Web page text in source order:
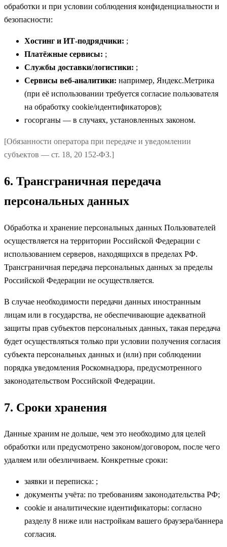
обработки и при условии соблюдения конфиденциальности и
безопасности:
Хостинг и ИТ-подрядчики: ;
Платёжные сервисы: ;
Службы доставки/логистики: ;
Сервисы веб-аналитики: например, Яндекс.Метрика
(при её использовании требуется согласие пользователя
на обработку cookie/идентификаторов);
госорганы — в случаях, установленных законом.
[Обязанности оператора при передаче и уведомлении
субъектов — ст. 18, 20 152-ФЗ.]
6. Трансграничная передача
персональных данных
Обработка и хранение персональных данных Пользователей
осуществляется на территории Российской Федерации с
использованием серверов, находящихся в пределах РФ.
Трансграничная передача персональных данных за пределы
Российской Федерации не осуществляется.
В случае необходимости передачи данных иностранным
лицам или в государства, не обеспечивающие адекватной
защиты прав субъектов персональных данных, такая передача
будет осуществляться только при условии получения согласия
субъекта персональных данных и (или) при соблюдении
порядка уведомления Роскомнадзора, предусмотренного
законодательством Российской Федерации.
7. Сроки хранения
Данные храним не дольше, чем это необходимо для целей
обработки или предусмотрено законом/договором, после чего
удаляем или обезличиваем. Конкретные сроки:
заявки и переписка: ;
документы учёта: по требованиям законодательства РФ;
cookie и аналитические идентификаторы: согласно
разделу 8 ниже или настройкам вашего браузера/баннера
согласия.